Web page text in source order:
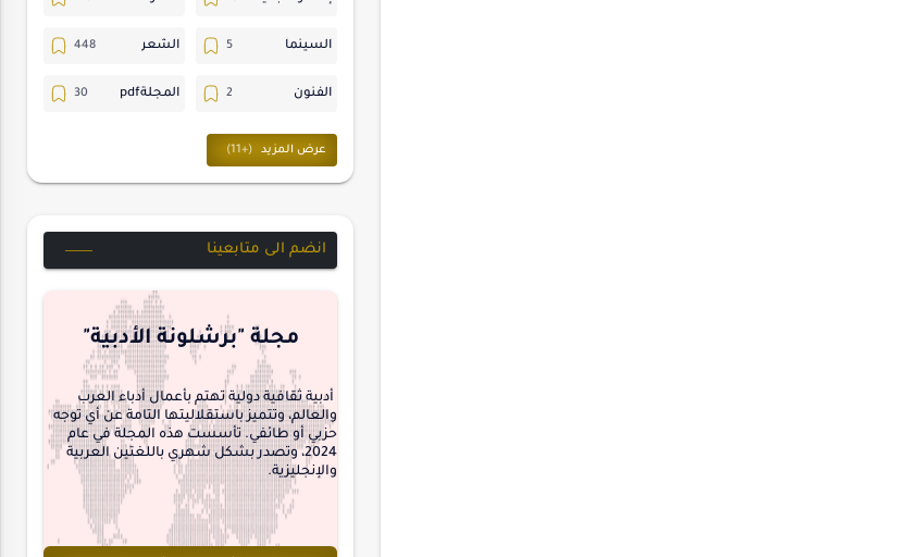
السينما الشعر
الفنون المجلةpdf
المسرح
حسن_يارتي حوارات
منشورتنا هايكو
interview
انضم الى متابعينا
مجلة "برشلونة الأدبية"
أدبية ثقافية دولية تهتم بأعمال أدباء العرب
والعالم، وتتميز باستقلاليتها التامة عن أي توجه
حزبي أو طائفي. تأسست هذه المجلة في عام
2024، وتصدر بشكل شهري باللغتين العربية
والإنجليزية.